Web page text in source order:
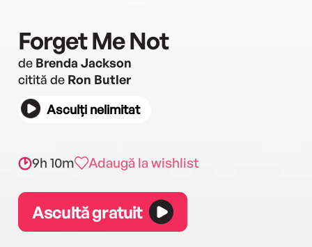
Forget Me Not
de Brenda Jackson
citită de Ron Butler
Asculți nelimitat
9h 10m Adaugă la wishlist
Ascultă gratuit